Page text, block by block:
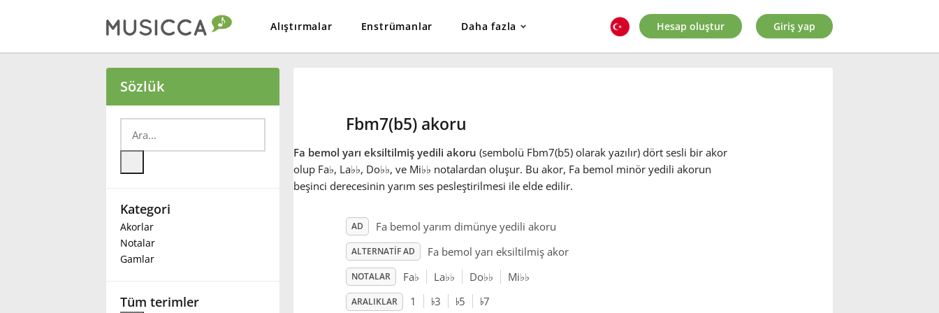
Alıştırmalar Enstrümanlar Daha fazla
Български
Deutsch
Español
Hesap oluştur Giriş yap
Sözlük
Kategori
Akorlar
Notalar
Gamlar
Tüm terimler
Fbm7(b5) akoru
Fa bemol yarı eksiltilmiş yedili akoru (sembolü Fbm7(b5) olarak yazılır) dört sesli bir akor
olup Fa♭, La♭♭, Do♭♭, ve Mi♭♭ notalardan oluşur. Bu akor, Fa bemol minör yedili akorun
beşinci derecesinin yarım ses pesleştirilmesi ile elde edilir.
AD Fa bemol yarım dimünye yedili akoru
ALTERNATIF AD Fa bemol yarı eksiltilmiş akor
NOTALAR Fa♭ La♭♭ Do♭♭ Mi♭♭
ARALIKLAR 1 3 5 7